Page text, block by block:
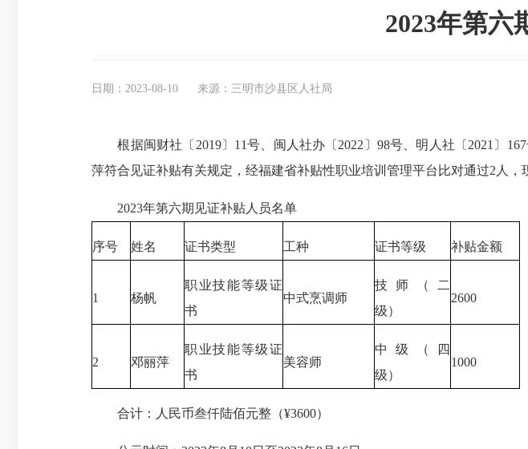
2023年第六
日期：2023-08-10 来源：三明市沙县区人社局
根据闽财社〔2019〕11号、闽人社办〔2022〕98号、明人社〔2021〕
萍符合见证补贴有关规定，经福建省补贴性职业培训管理平台比对通过2人，
2023年第六期见证补贴人员名单
序号 姓名 证书类型 工种 证书等级 补贴金额
1 杨帆
职业技能等级证
书
中式烹调师
技师（二
级）
2600
2 邓丽萍
职业技能等级证
书
美容师
中级（四
级）
1000
合计：人民币叁仟陆佰元整（¥3600）